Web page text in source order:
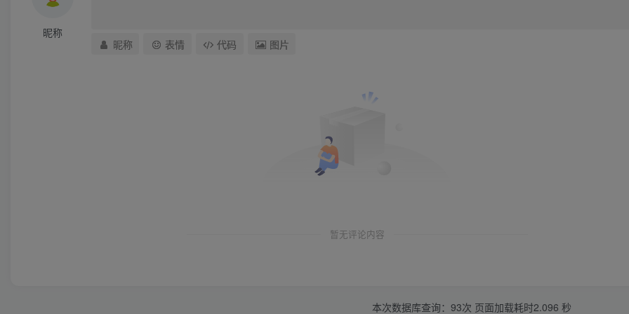
昵称
昵称
表情 代码 图片
暂无评论内容
本次数据库查询：93次 页面加载耗时2.096 秒